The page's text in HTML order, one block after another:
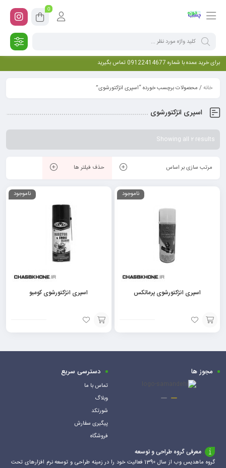
0
برای خرید عمده با شماره 09122414677 تماس بگیرید
خانه/ محصولات برچسب خورده “اسپری انژکتورشوی”
اسپری انژکتورشوی
Showing all 2 results
مرتب سازی بر اساس حذف فیلتر ها
ناموجود
اسپری انژکتورشوی پرماتکس
افزودن
به
ناموجود
اسپری انژکتورشوی کومبو
افزودن
به
مجوز ها دسترسی سریع
تماس با ما
وبلاگ
شورتکد
پیگیری سفارش
فروشگاه
معرفی گروه طراحی و توسعه
گروه ماهدیس وب از سال 1390 فعالیت خود را در زمینه طراحی و توسعه نرم افزارهای تحت